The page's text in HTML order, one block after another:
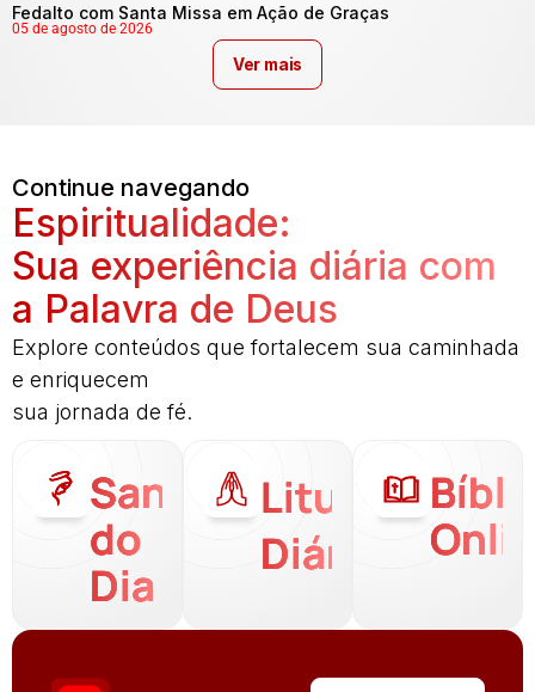
Fedalto com Santa Missa em Ação de Graças
05 de agosto de 2026
Ver mais
Continue navegando
Espiritualidade:
Sua experiência diária com
a Palavra de Deus
Explore conteúdos que fortalecem sua caminhada
e enriquecem
sua jornada de fé.
Santo
do
Dia
Liturgia
Diária